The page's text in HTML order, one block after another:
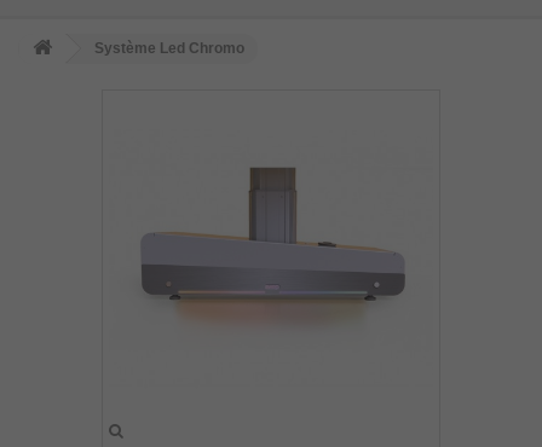
Système Led Chromo